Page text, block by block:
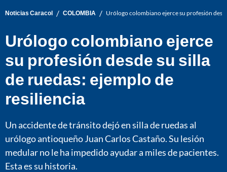
Noticias Caracol / COLOMBIA / Urólogo colombiano ejerce su profesión
Urólogo colombiano ejerce
su profesión desde su silla
de ruedas: ejemplo de
resiliencia
Un accidente de tránsito dejó en silla de ruedas al
urólogo antioqueño Juan Carlos Castaño. Su lesión
medular no le ha impedido ayudar a miles de pacientes.
Esta es su historia.